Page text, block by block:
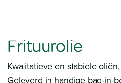
Frituurolie
Kwalitatieve en stabiele
Geleverd in handige bag-in-